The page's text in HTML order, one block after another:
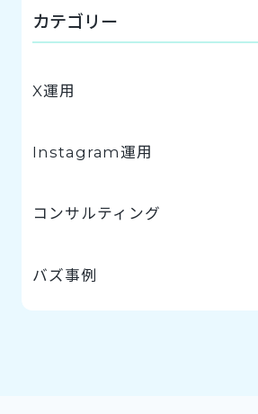
カテゴリー
X運用
Instagram運用
コンサルティング
バズ事例